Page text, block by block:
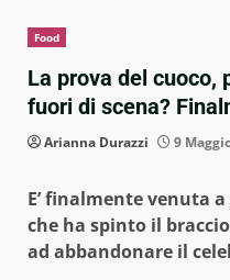
Food
La prova del cuoco,
fuori di scena?
Arianna Durazzi 9
E’ finalmente venuta
che ha spinto il
ad abbandonare il